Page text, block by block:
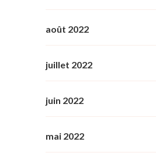
août 2022
juillet 2022
juin 2022
mai 2022